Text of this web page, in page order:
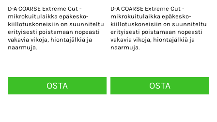
D-A COARSE Extreme Cut -
mikrokuitulaikka epäkesko-
kiillotuskoneisiin on suunniteltu
erityisesti poistamaan nopeasti
vakavia vikoja, hiontajälkiä ja
naarmuja.
OSTA
D-A COARSE Extreme Cut -
mikrokuitulaikka epäkesko-
kiillotuskoneisiin on suunniteltu
erityisesti poistamaan nopeasti
vakavia vikoja, hiontajälkiä ja
naarmuja.
OSTA